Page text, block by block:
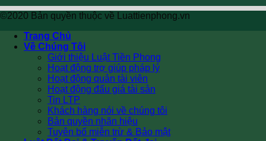
©2020 Bản quyền thuộc về Luattienphong.vn
Trang Chủ
Về Chúng Tôi
Giới thiệu Luật Tiền Phong
Hoạt động trợ giúp pháp lý
Hoạt động quản tài viên
Hoạt động đấu giá tài sản
Tin LTP
Khách hàng nói về chúng tôi
Bản quyền nhãn hiệu
Tuyên bố miễn trừ & Bảo mật